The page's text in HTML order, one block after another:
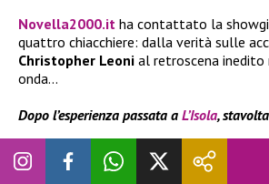
Novella2000.it ha contattato la
quattro chiacchiere: dalla verità sulle
Christopher Leoni al retroscena inedito
onda…
Dopo l’esperienza passata a L’Isola,